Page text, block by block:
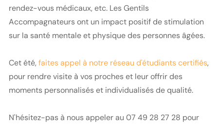
rendez-vous médicaux, etc. Les Gentils
Accompagnateurs ont un impact positif de stimulation
sur la santé mentale et physique des personnes âgées.
Cet été,faites appel à notre réseau d'étudiants certifiés,
pour rendre visite à vos proches et leur offrir des
moments personnalisés et individualisés de qualité.
N'hésitez-pas à nous appeler au 07 49 28 27 28 pour